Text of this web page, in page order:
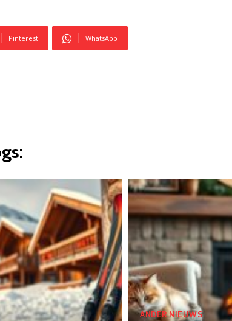
Pinterest WhatsApp
ANDER NIEUWS